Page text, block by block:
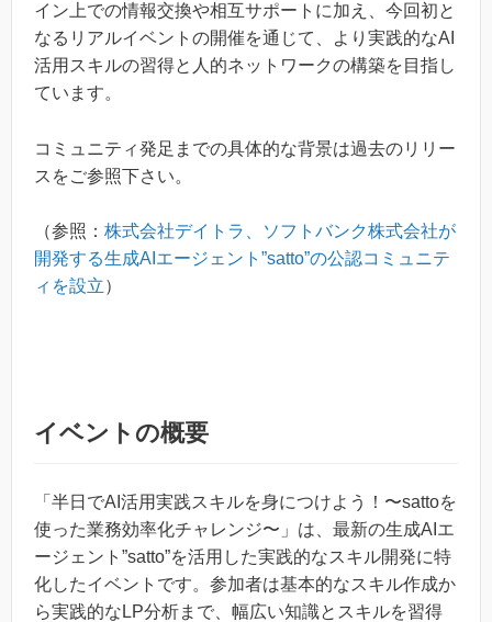
イン上での情報交換や相互サポートに加え、今回初と
なるリアルイベントの開催を通じて、より実践的なAI
活用スキルの習得と人的ネットワークの構築を目指し
ています。
コミュニティ発足までの具体的な背景は過去のリリー
スをご参照下さい。
（参照： 株式会社デイトラ、ソフトバンク株式会社が
開発する生成AIエージェント”satto”の公認コミュニテ
ィを設立）
イベントの概要
「半日でAI活用実践スキルを身につけよう！〜sattoを
使った業務効率化チャレンジ〜」は、最新の生成AIエ
ージェント”satto”を活用した実践的なスキル開発に特
化したイベントです。参加者は基本的なスキル作成か
ら実践的なLP分析まで、幅広い知識とスキルを習得